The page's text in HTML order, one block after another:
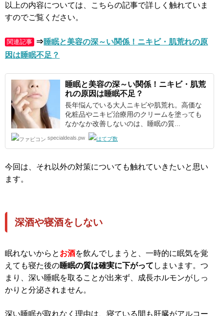
以上の内容については、こちらの記事で詳しく触れていま
すのでご覧ください。
関連記事 ⇒睡眠と美容の深～い関係！ニキビ・肌荒れの原
因は睡眠不足？
睡眠と美容の深～い関係！ニキビ・肌荒
れの原因は睡眠不足？
長年悩んでいる大人ニキビや肌荒れ。高価な
化粧品やニキビ治療用のクリームを塗っても
なかなか改善しないのは、睡眠の質...
specialdeals.pw
今回は、それ以外の対策についても触れていきたいと思い
ます。
深酒や寝酒をしない
眠れないからと お酒を飲んでしまうと、一時的に眠気を覚
えても寝た後の睡眠の質は確実に下がって しまいます。つ
まり、深い睡眠を取ることが出来ず、成長ホルモンがしっ
かりと分泌されません。
深い睡眠が取れなく理由は、寝ている間も肝臓がアルコー